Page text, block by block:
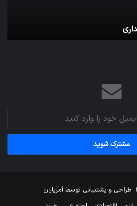
طراحی و پشتیبانی توسطآمریاران